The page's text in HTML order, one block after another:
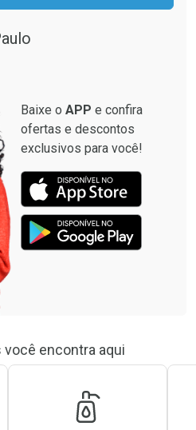
Baixe o APP e confira
ofertas e descontos
exclusivos para você!
encontra aqui